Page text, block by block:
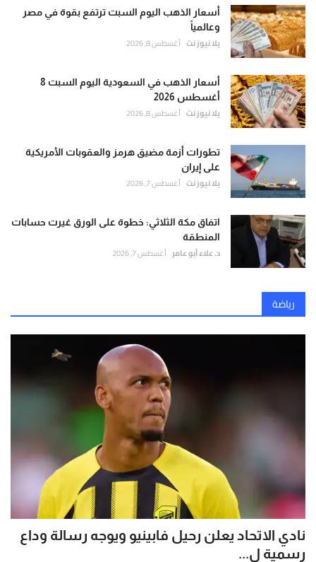
أسعار الذهب اليوم السبت ترتفع بقوة في مصر
وعالمياً
يلا نيوز نت أغسطس 8, 2026
أسعار الذهب في السعودية اليوم السبت 8
أغسطس 2026
يلا نيوز نت أغسطس 8, 2026
تطورات أزمة مضيق هرمز والعقوبات الأمريكية
على إيران
يلا نيوز نت أغسطس 7, 2026
اتفاق مكة الثلاثي: خطوة على الورق غيرت حسابات
المنطقة
د. علاء أبو عامر أغسطس 7, 2026
رياضة
نادي الاتحاد يعلن رحيل فابينيو ويوجه رسالة وداع
رسمية ل...